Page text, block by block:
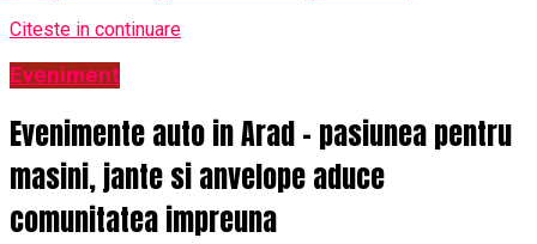
Citeste in continuare
Eveniment
Evenimente auto in Arad – pasiunea pentru
masini, jante si anvelope aduce
comunitatea impreuna